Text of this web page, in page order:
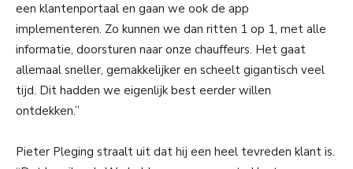
een klantenportaal en gaan we ook de app
implementeren. Zo kunnen we dan ritten 1 op 1, met alle
informatie, doorsturen naar onze chauffeurs. Het gaat
allemaal sneller, gemakkelijker en scheelt gigantisch veel
tijd. Dit hadden we eigenlijk best eerder willen
ontdekken.”
Pieter Pleging straalt uit dat hij een heel tevreden klant is.